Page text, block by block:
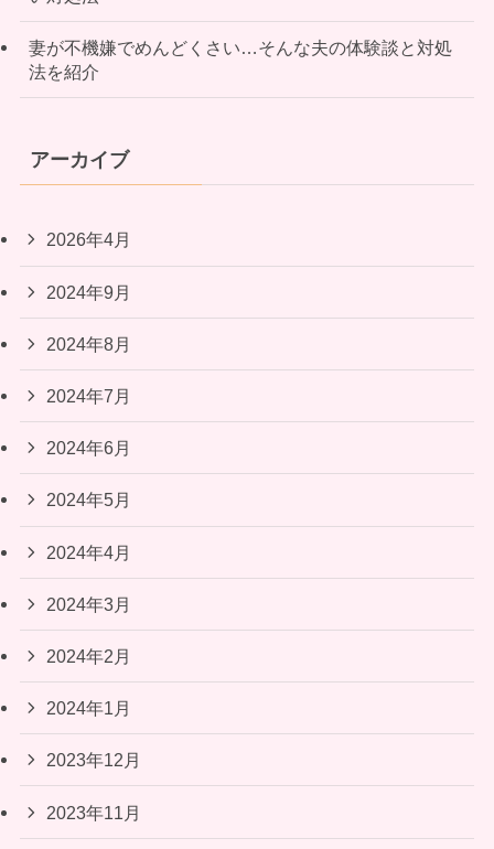
妻が不機嫌でめんどくさい…そんな夫の体験談と対処
法を紹介
アーカイブ
2026年4月
2024年9月
2024年8月
2024年7月
2024年6月
2024年5月
2024年4月
2024年3月
2024年2月
2024年1月
2023年12月
2023年11月